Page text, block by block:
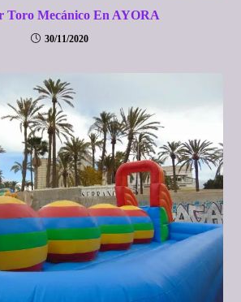
Toro Mecánico En AYORA
30/11/2020